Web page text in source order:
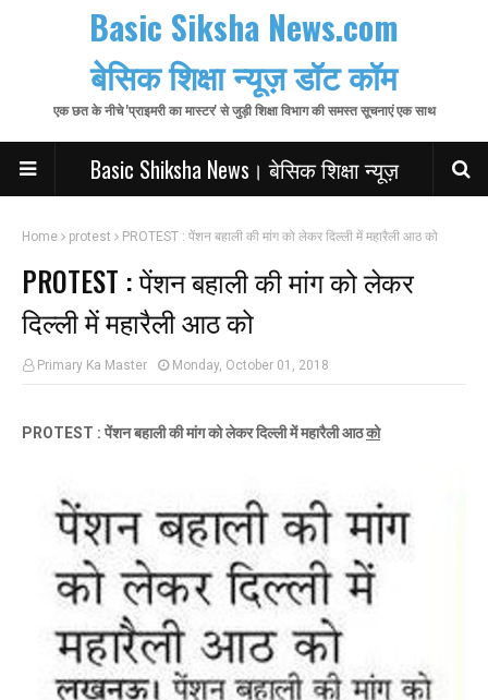
Basic Siksha News.com
बेसिक शिक्षा न्यूज़ डॉट कॉम
एक छत के नीचे 'प्राइमरी का मास्टर' से जुड़ी शिक्षा विभाग की समस्त सूचनाएं एक साथ
Basic Shiksha News। बेसिक शिक्षा न्यूज़
Home protest PROTEST : पेंशन बहाली की मांग को लेकर दिल्ली में महारैली आठ को
PROTEST : पेंशन बहाली की मांग को लेकर
दिल्ली में महारैली आठ को
Primary Ka Master Monday, October 01, 2018
PROTEST : पेंशन बहाली की मांग को लेकर दिल्ली में महारैली आठको